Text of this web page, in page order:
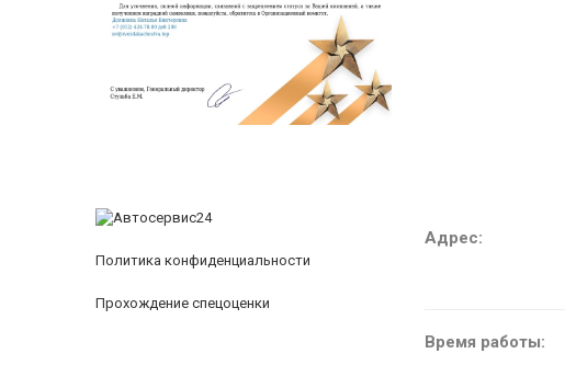
Политика конфиденциальности
Прохождение спецоценки
Адрес:
Время работы: